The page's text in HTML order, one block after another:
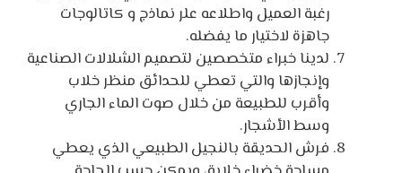
رغبة العميل واطلاعه علر نماذج و كاتالوجات
جاهزة لاختيار ما يفضله.
لدينا خبراء متخصصين لتصميم الشلالات الصناعية
وإنجازها والتي تعطي للحدائق منظر خلاب
وأقرب للطبيعة من خلال صوت الماء الجاري
وسط الأشجار.
فرش الحديقة بالنجيل الطبيعي الذي يعطي